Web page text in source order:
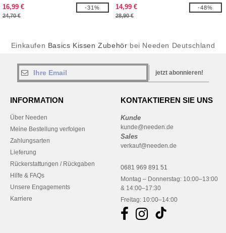
16,99 €
24,70 €
-31% 14,99 €
28,90 €
-48%
Einkaufen Basics Kissen Zubehör bei Needen Deutschland
jetzt abonnieren!
INFORMATION
Über Needen
Meine Bestellung verfolgen
Zahlungsarten
Lieferung
Rückerstattungen / Rückgaben
Hilfe & FAQs
Unsere Engagements
Karriere
KONTAKTIEREN SIE UNS
Kunde
kunde@needen.de
Sales
verkauf@needen.de
0681 969 891 51
Montag – Donnerstag: 10:00–13:00
& 14:00–17:30
Freitag: 10:00–14:00